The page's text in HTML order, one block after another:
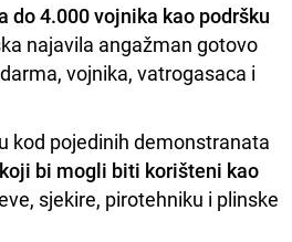
do 4.000 vojnika kao podršku
najavila angažman gotovo
vojnika, vatrogasaca i
kod pojedinih demonstranata
bi mogli biti korišteni kao
sjekire, pirotehniku i plinske